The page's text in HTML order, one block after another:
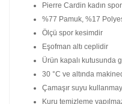
Pierre Cardin kadın
%77 Pamuk, %17
Ölçü spor kesimdir
Eşofman altı ceplidir
Ürün kapalı kutusunda
30 °C ve altında
Çamaşır suyu
Kuru temizleme